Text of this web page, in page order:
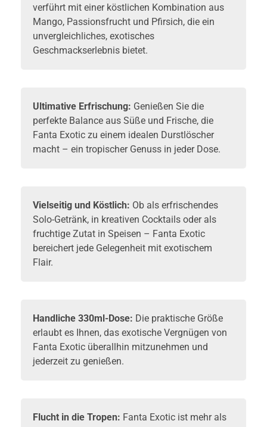
verführt mit einer köstlichen Kombination aus
Mango, Passionsfrucht und Pfirsich, die ein
unvergleichliches, exotisches
Geschmackserlebnis bietet.
Ultimative Erfrischung: Genießen Sie die
perfekte Balance aus Süße und Frische, die
Fanta Exotic zu einem idealen Durstlöscher
macht – ein tropischer Genuss in jeder Dose.
Vielseitig und Köstlich: Ob als erfrischendes
Solo-Getränk, in kreativen Cocktails oder als
fruchtige Zutat in Speisen – Fanta Exotic
bereichert jede Gelegenheit mit exotischem
Flair.
Handliche 330ml-Dose: Die praktische Größe
erlaubt es Ihnen, das exotische Vergnügen von
Fanta Exotic überallhin mitzunehmen und
jederzeit zu genießen.
Flucht in die Tropen: Fanta Exotic ist mehr als